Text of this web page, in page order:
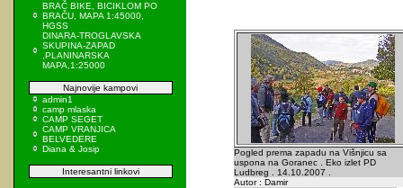
BRAČ BIKE, BICIKLOM PO
BRAČU, MAPA 1:45000,
HGSS
DINARA-TROGLAVSKA
SKUPINA-ZAPAD
,PLANINARSKA
MAPA,1:25000
Najnovije kampovi
admin1
camp mlaska
CAMP SEGET
CAMP VRANJICA
BELVEDERE
Diana & Josip
Interesantni linkovi
Pogled prema zapadu na Višnjicu sa
uspona na Goranec . Eko izlet PD
Ludbreg . 14.10.2007 .
Autor : Damir